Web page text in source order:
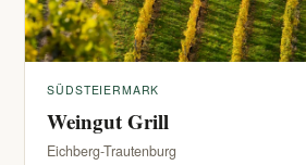
SÜDSTEIERMARK
Weingut Grill
Eichberg-Trautenburg